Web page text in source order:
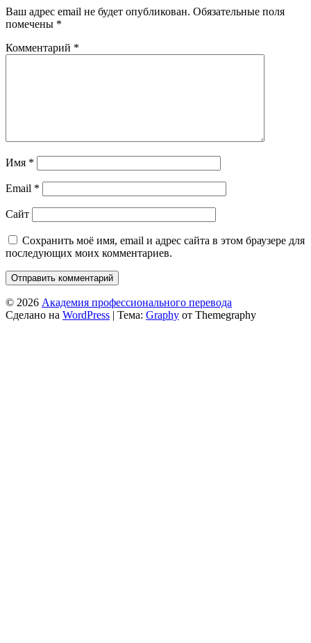
Ваш адрес email не будет опубликован. Обязательные поля
помечены *
Комментарий *
Имя *
Email *
Сайт
Сохранить моё имя, email и адрес сайта в этом браузере для
последующих моих комментариев.
© 2026 Академия профессионального перевода
Сделано на WordPress | Тема: Graphy от Themegraphy